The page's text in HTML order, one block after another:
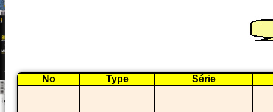
No Type Série